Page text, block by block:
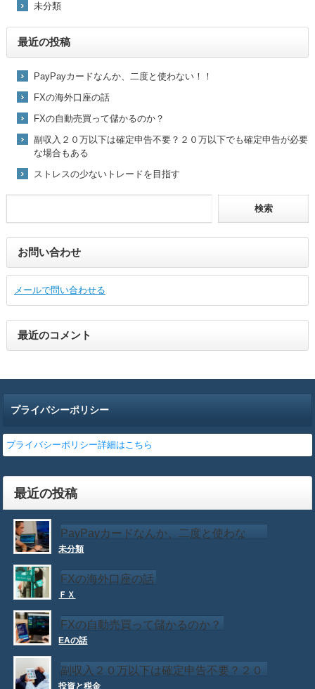
未分類
最近の投稿
PayPayカードなんか、二度と使わない！！
FXの海外口座の話
FXの自動売買って儲かるのか？
副収入２０万以下は確定申告不要？２０万以下でも確定申告が必要
な場合もある
ストレスの少ないトレードを目指す
お問い合わせ
メールで問い合わせる
最近のコメント
プライバシーポリシー
プライバシーポリシー詳細はこちら
最近の投稿
PayPayカードなんか、二度と使わな
い！！
未分類
FXの海外口座の話
ＦＸ
FXの自動売買って儲かるのか？
EAの話
副収入２０万以下は確定申告不要？２０
投資と税金